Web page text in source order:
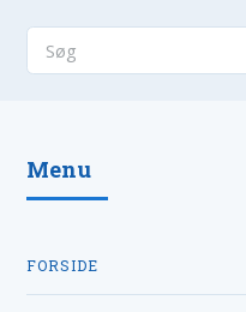
Menu
FORSIDE